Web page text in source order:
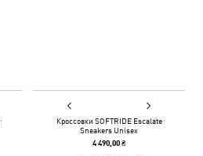
Кроссовки SOFTRIDE Escalate
Sneakers Unisex
4 490,00 ₴